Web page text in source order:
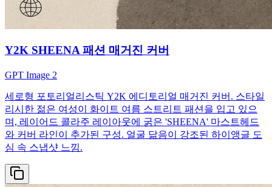
Y2K SHEENA 패션 매거진 커버
GPT Image 2
세로형 포토리얼리스틱 Y2K 에디토리얼 매거진 커버. 스타일
리시한 젊은 여성이 화이트 여름 스트리트 패션을 입고 있으
며, 레이어드 콜라주 레이아웃에 굵은 'SHEENA' 마스트헤드
와 커버 라인이 추가된 구성. 얼굴 닮음이 강조된 하이앵글 도
심 속 스냅샷 느낌.